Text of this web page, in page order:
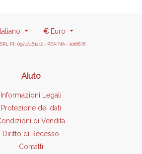
Italiano € Euro
P.I.: 09217461210 - REA: NA - 1016678
Aiuto
Informazioni Legali
Protezione dei dati
di Vendita
Diritto di Recesso
Contatti